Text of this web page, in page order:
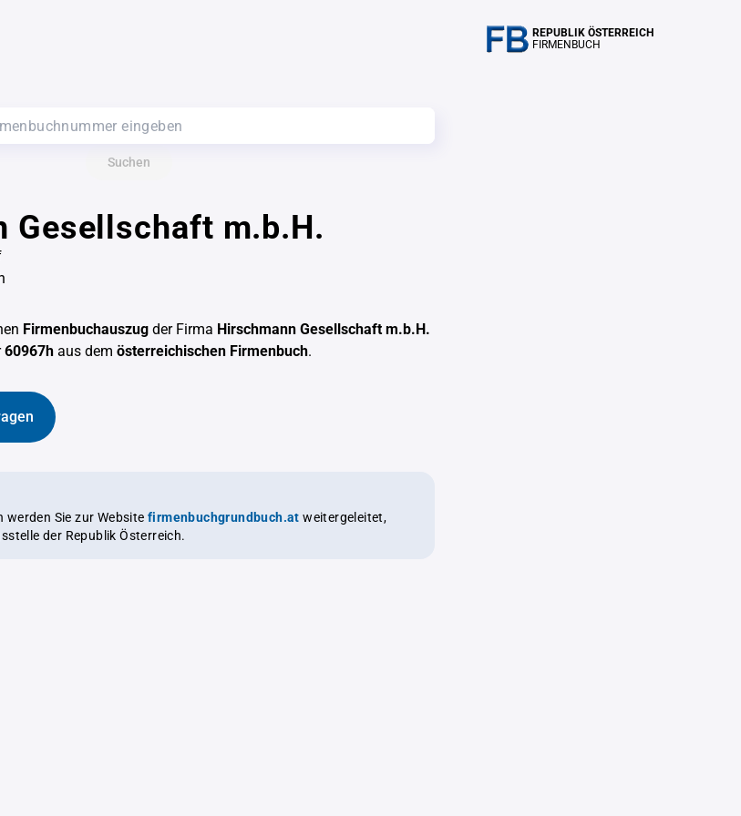
REPUBLIK ÖSTERREICH
FIRMENBUCH
Suchen
Gesellschaft m.b.H.
Firmenbuchauszug der Firma Hirschmann Gesellschaft m.b.H.
60967h aus dem österreichischen Firmenbuch.
Sie zur Website firmenbuchgrundbuch.at weitergeleitet,
der Republik Österreich.